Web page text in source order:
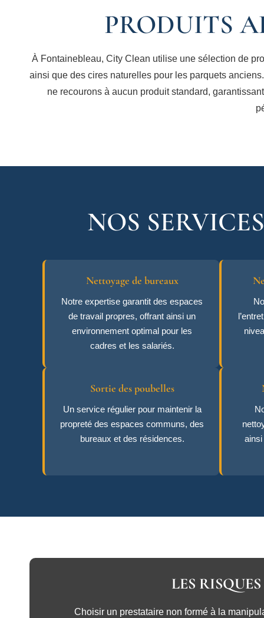
PRODUITS
À Fontainebleau, City Clean utilise une sélection de
ainsi que des cires naturelles pour les parquets
ne recourons à aucun produit standard,
NOS
Nettoyage de bureaux
Notre expertise garantit des espaces
de travail propres, offrant ainsi un
environnement optimal pour les
cadres et les salariés.
Sortie des poubelles
Un service régulier pour maintenir la
propreté des espaces communs, des
bureaux et des résidences.
LES
Choisir un prestataire non formé à la